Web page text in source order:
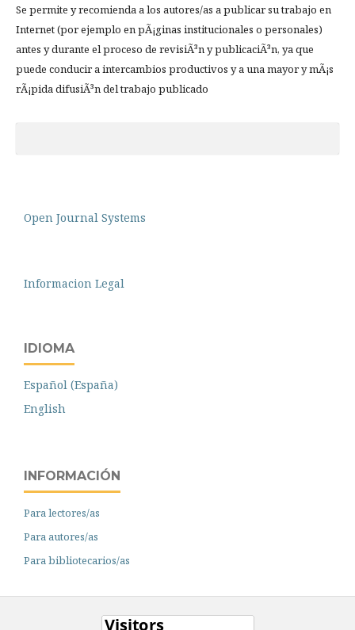
Se permite y recomienda a los autores/as a publicar su trabajo en
Internet (por ejemplo en pÃ¡ginas institucionales o personales)
antes y durante el proceso de revisiÃ³n y publicaciÃ³n, ya que
puede conducir a intercambios productivos y a una mayor y mÃ¡s
rÃ¡pida difusiÃ³n del trabajo publicado
Open Journal Systems
Informacion Legal
IDIOMA
Español (España)
English
INFORMACIÓN
Para lectores/as
Para autores/as
Para bibliotecarios/as